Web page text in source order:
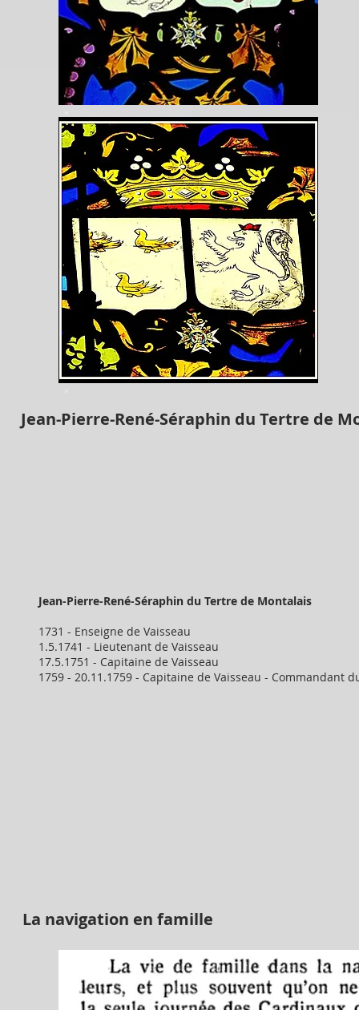
Jean-Pierre-René-Séraphin du Tertre de
Jean-Pierre-René-Séraphin du Tertre de Montalais
1731 - Enseigne de Vaisseau
1.5.1741 - Lieutenant de Vaisseau
17.5.1751 - Capitaine de Vaisseau
1759 - 20.11.1759 - Capitaine de Vaisseau - Commandant
La navigation en famille